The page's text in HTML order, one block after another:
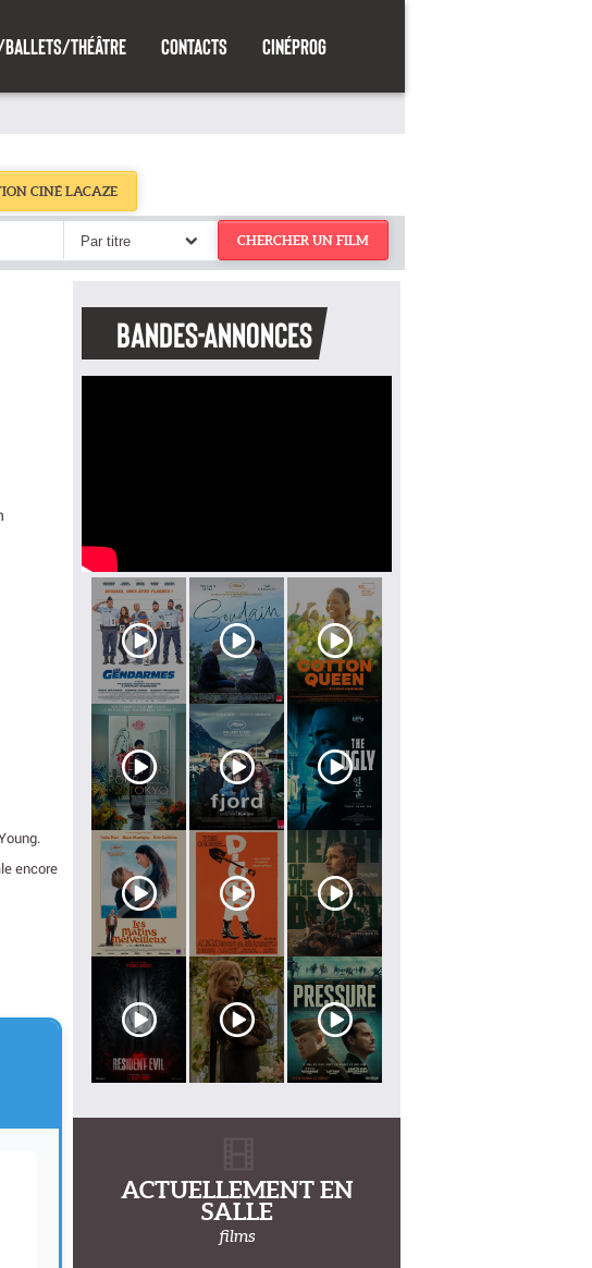
THÉÂTRE CONTACTS CINÉPROG
CINÉ LACAZE
Par titre CHERCHER UN FILM
encore
BANDES-ANNONCES
ACTUELLEMENT EN
SALLE
films